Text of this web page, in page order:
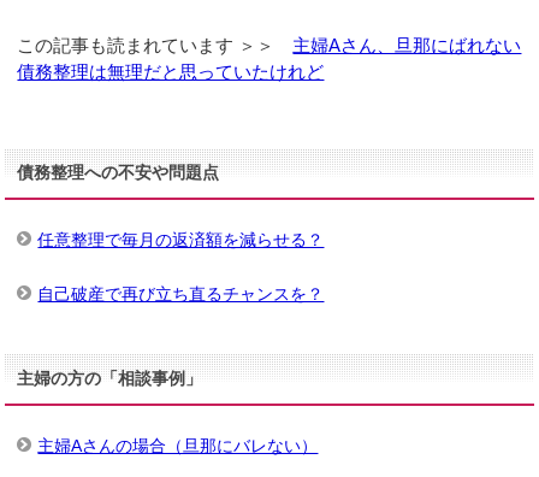
この記事も読まれています ＞＞ 主婦Aさん、旦那にばれない
債務整理は無理だと思っていたけれど
債務整理への不安や問題点
任意整理で毎月の返済額を減らせる？
自己破産で再び立ち直るチャンスを？
主婦の方の「相談事例」
主婦Aさんの場合（旦那にバレない）